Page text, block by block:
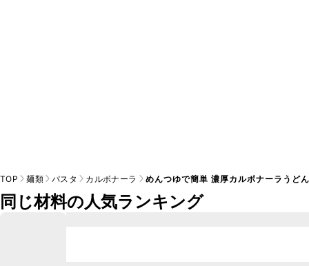
TOP 麺類 パスタ カルボナーラ めんつゆで簡単 濃厚カルボナーラうどん
同じ材料の人気ランキング